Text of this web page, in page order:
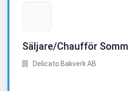
Säljare/Chaufför
Delicato Bakverk AB